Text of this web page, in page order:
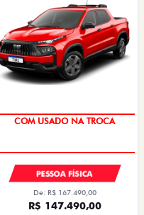
COM USADO NA TROCA
PESSOA FÍSICA
De: R$ 167.490,00
R$ 147.490,00